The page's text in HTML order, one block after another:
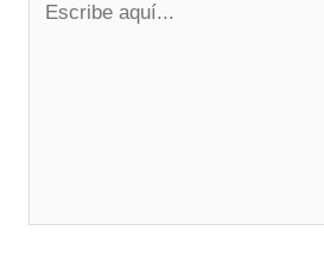
aquí...